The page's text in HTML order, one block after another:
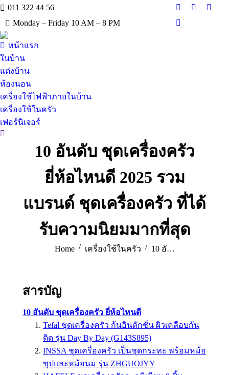
011 322 44 56
Monday – Friday 10 AM – 8 PM
Facebook
page
X
YouTube
หน้าแรก
ในบ้าน
แต่งบ้าน
ห้องนอน
เครื่องใช้ไฟฟ้าภายในบ้าน
เครื่องใช้ในครัว
เฟอร์นิเจอร์
Search:
10 อันดับ ชุดเครื่องครัว
ยี่ห้อไหนดี 2025 รวม
แบรนด์ ชุดเครื่องครัว ที่ได้
รับความนิยมมากที่สุด
You are here:
Home เครื่องใช้ในครัว 10 อั…
สารบัญ
10 อันดับ ชุดเครื่องครัว ยี่ห้อไหนดี
Tefal ชุดเครื่องครัว ก้นอินดักชั่น ผิวเคลือบกัน
ติด รุ่น Day By Day (G143S895)
INSSA ชุดเครื่องครัว เป็นชุดกระทะ พร้อมหม้อ
ซุปและหม้อนม รุ่น ZHGUOJYY